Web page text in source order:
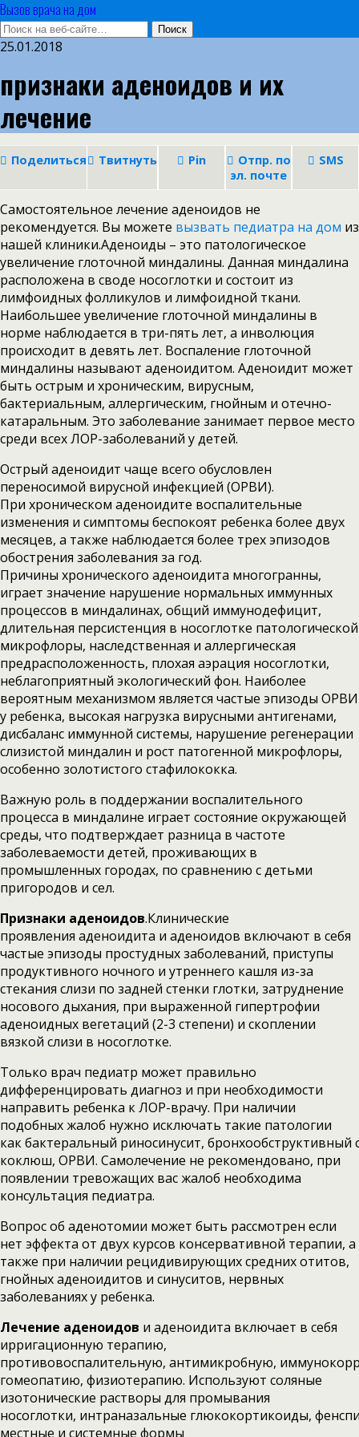
Вызов врача на дом
25.01.2018
признаки аденоидов и их
лечение
Поделиться Твитнуть Pin
Отпр. по
эл. почте
SMS
Самостоятельное лечение аденоидов не
рекомендуется. Вы можете вызвать педиатра на дом из
нашей клиники.Аденоиды – это патологическое
увеличение глоточной миндалины. Данная миндалина
расположена в своде носоглотки и состоит из
лимфоидных фолликулов и лимфоидной ткани.
Наибольшее увеличение глоточной миндалины в
норме наблюдается в три-пять лет, а инволюция
происходит в девять лет. Воспаление глоточной
миндалины называют аденоидитом. Аденоидит может
быть острым и хроническим, вирусным,
бактериальным, аллергическим, гнойным и отечно-
катаральным. Это заболевание занимает первое место
среди всех ЛОР-заболеваний у детей.
Острый аденоидит чаще всего обусловлен
переносимой вирусной инфекцией (ОРВИ).
При хроническом аденоидите воспалительные
изменения и симптомы беспокоят ребенка более двух
месяцев, а также наблюдается более трех эпизодов
обострения заболевания за год.
Причины хронического аденоидита многогранны,
играет значение нарушение нормальных иммунных
процессов в миндалинах, общий иммунодефицит,
длительная персистенция в носоглотке патологической
микрофлоры, наследственная и аллергическая
предрасположенность, плохая аэрация носоглотки,
неблагоприятный экологический фон. Наиболее
вероятным механизмом является частые эпизоды ОРВИ
у ребенка, высокая нагрузка вирусными антигенами,
дисбаланс иммунной системы, нарушение регенерации
слизистой миндалин и рост патогенной микрофлоры,
особенно золотистого стафилококка.
Важную роль в поддержании воспалительного
процесса в миндалине играет состояние окружающей
среды, что подтверждает разница в частоте
заболеваемости детей, проживающих в
промышленных городах, по сравнению с детьми
пригородов и сел.
Признаки аденоидов.Клинические
проявления аденоидита и аденоидов включают в себя
частые эпизоды простудных заболеваний, приступы
продуктивного ночного и утреннего кашля из-за
стекания слизи по задней стенки глотки, затруднение
носового дыхания, при выраженной гипертрофии
аденоидных вегетаций (2-3 степени) и скоплении
вязкой слизи в носоглотке.
Только врач педиатр может правильно
дифференцировать диагноз и при необходимости
направить ребенка к ЛОР-врачу. При наличии
подобных жалоб нужно исключать такие патологии
как бактеральный риносинусит, бронхообструктивный
коклюш, ОРВИ. Самолечение не рекомендовано, при
появлении тревожащих вас жалоб необходима
консультация педиатра.
Вопрос об аденотомии может быть рассмотрен если
нет эффекта от двух курсов консервативной терапии, а
также при наличии рецидивирующих средних отитов,
гнойных аденоидитов и синуситов, нервных
заболеваниях у ребенка.
Лечение аденоидов и аденоидита включает в себя
ирригационную терапию,
противовоспалительную, антимикробную,
гомеопатию, физиотерапию. Используют соляные
изотонические растворы для промывания
носоглотки, интраназальные глюкокортикоиды,
местные и системные формы